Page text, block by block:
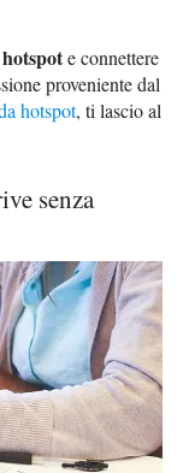
hotspote connettere
proveniente dal
hotspot, ti lascio al
senza